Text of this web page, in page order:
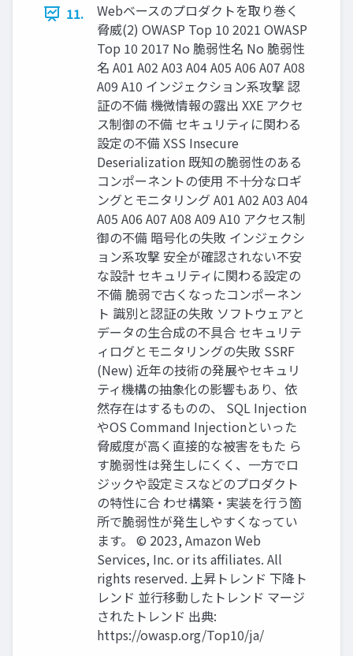
11.
Webベースのプロダクトを取り巻く
脅威(2) OWASP Top 10 2021 OWASP
Top 10 2017 No 脆弱性名 No 脆弱性
名 A01 A02 A03 A04 A05 A06 A07 A08
A09 A10 インジェクション系攻撃 認
証の不備 機微情報の露出 XXE アクセ
ス制御の不備 セキュリティに関わる
設定の不備 XSS Insecure
Deserialization 既知の脆弱性のある
コンポーネントの使用 不十分なロギ
ングとモニタリング A01 A02 A03 A04
A05 A06 A07 A08 A09 A10 アクセス制
御の不備 暗号化の失敗 インジェクシ
ョン系攻撃 安全が確認されない不安
な設計 セキュリティに関わる設定の
不備 脆弱で古くなったコンポーネン
ト 識別と認証の失敗 ソフトウェアと
データの生合成の不具合 セキュリテ
ィログとモニタリングの失敗 SSRF
(New) 近年の技術の発展やセキュリ
ティ機構の抽象化の影響もあり、依
然存在はするものの、 SQL Injection
やOS Command Injectionといった
脅威度が高く直接的な被害をもた ら
す脆弱性は発生しにくく、一方でロ
ジックや設定ミスなどのプロダクト
の特性に合 わせ構築・実装を行う箇
所で脆弱性が発生しやすくなってい
ます。 © 2023, Amazon Web
Services, Inc. or its affiliates. All
rights reserved. 上昇トレンド 下降ト
レンド 並行移動したトレンド マージ
されたトレンド 出典:
https://owasp.org/Top10/ja/